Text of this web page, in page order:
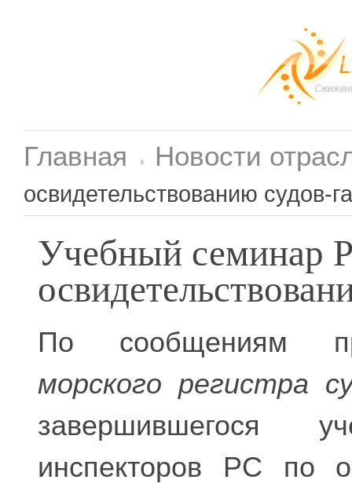
Главная Новости
освидетельствованию судов-
Учебный семинар
По сообщениям
морского регистра
завершившегося
инспекторов РС по